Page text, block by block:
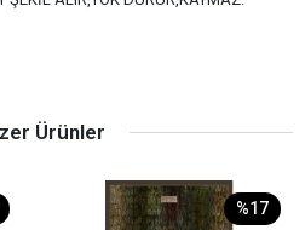
Ürünler
%17